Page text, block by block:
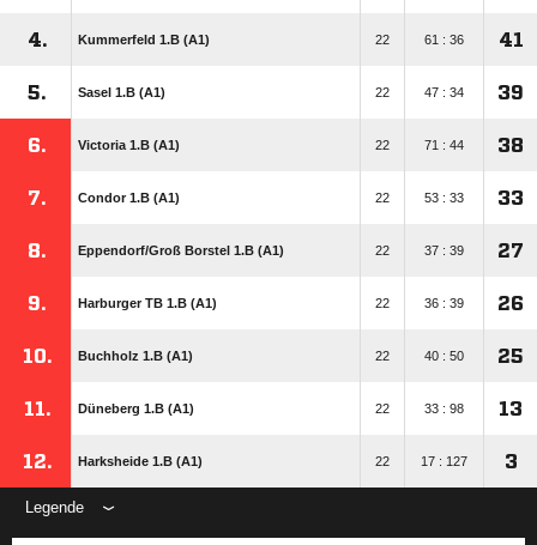
4. Kummerfeld 1.B (A1) 22 61 : 36 41
5. Sasel 1.B (A1) 22 47 : 34 39
6. Victoria 1.B (A1) 22 71 : 44 38
7. Condor 1.B (A1) 22 53 : 33 33
8. Eppendorf/​Groß Borstel 1.B (A1) 22 37 : 39 27
9. Harburger TB 1.B (A1) 22 36 : 39 26
10. Buchholz 1.B (A1) 22 40 : 50 25
11. Düneberg 1.B (A1) 22 33 : 98 13
12. Harksheide 1.B (A1) 22 17 : 127 3
Legende
ANZEIGE